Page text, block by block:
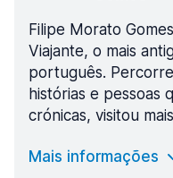
Filipe Morato
Viajante, o mais
português.
histórias e pessoas
crónicas, visitou
Mais informações